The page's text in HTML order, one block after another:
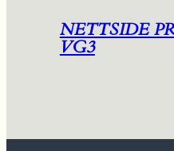
NETTSIDE
VG3